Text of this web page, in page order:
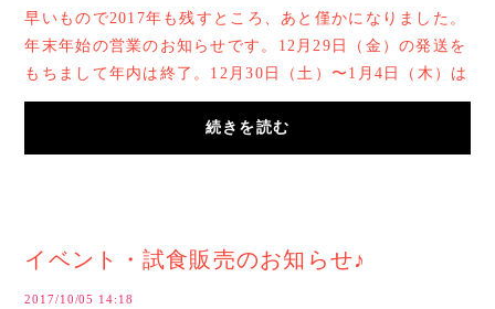
早いもので2017年も残すところ、あと僅かになりました。
年末年始の営業のお知らせです。12月29日（金）の発送を
もちまして年内は終了。12月30日（土）〜1月4日（木）は
お休み。1月5日（金）より年始の業務開始と...
続きを読む
イベント・試食販売のお知らせ♪
2017/10/05 14:18